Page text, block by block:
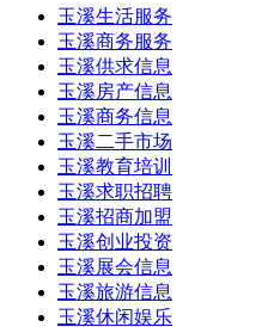
玉溪生活服务
玉溪商务服务
玉溪供求信息
玉溪房产信息
玉溪商务信息
玉溪二手市场
玉溪教育培训
玉溪求职招聘
玉溪招商加盟
玉溪创业投资
玉溪展会信息
玉溪旅游信息
玉溪休闲娱乐